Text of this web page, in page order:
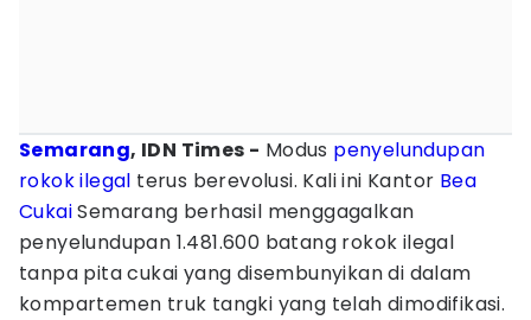
Semarang, IDN Times - Modus penyelundupan
rokok ilegal terus berevolusi. Kali ini Kantor Bea
CukaiSemarang berhasil menggagalkan
penyelundupan 1.481.600 batang rokok ilegal
tanpa pita cukai yang disembunyikan di dalam
kompartemen truk tangki yang telah dimodifikasi.